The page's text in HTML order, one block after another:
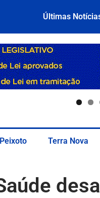
Últimas
Peixoto Terra Nova